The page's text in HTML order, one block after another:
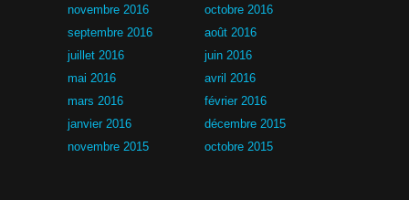
novembre 2016
octobre 2016
septembre 2016
août 2016
juillet 2016
juin 2016
mai 2016
avril 2016
mars 2016
février 2016
janvier 2016
décembre 2015
novembre 2015
octobre 2015